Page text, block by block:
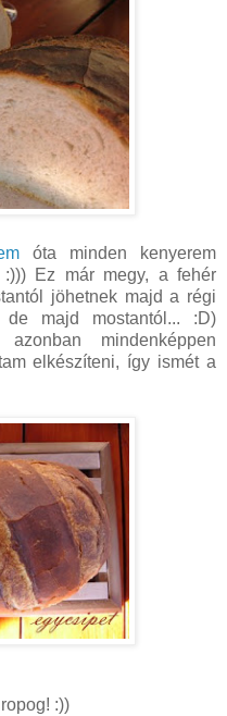
óta minden kenyerem
:))) Ez már megy, a fehér
jöhetnek majd a régi
majd mostantól... :D)
mindenképpen
elkészíteni, így ismét a
:))